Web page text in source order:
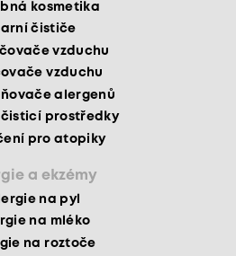
kosmetika
čističe
vzduchu
vzduchu
alergenů
čisticí prostředky
pro atopiky
a ekzémy
na pyl
na mléko
na roztoče